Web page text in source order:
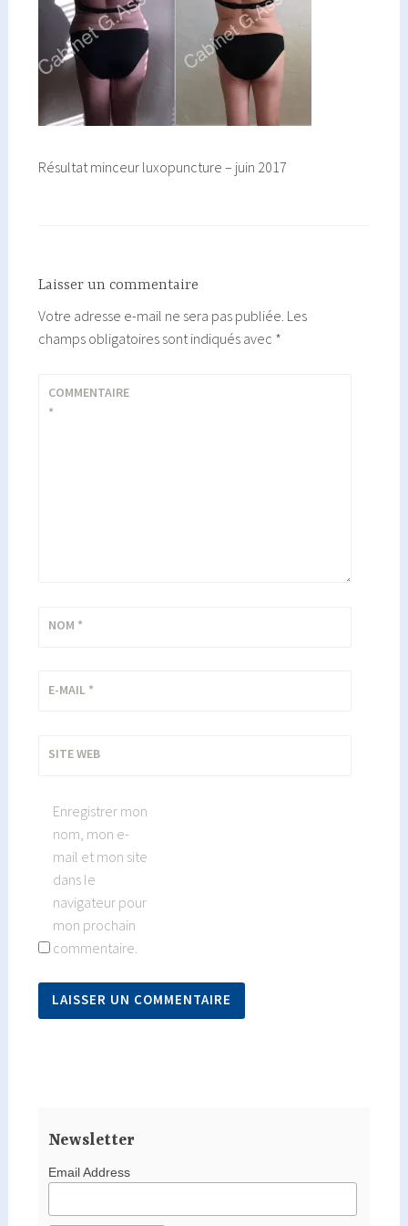
Résultat minceur luxopuncture – juin 2017
Laisser un commentaire
Votre adresse e-mail ne sera pas publiée. Les
champs obligatoires sont indiqués avec *
COMMENTAIRE
*
NOM *
E-MAIL *
SITE WEB
Enregistrer mon
nom, mon e-
mail et mon site
dans le
navigateur pour
mon prochain
commentaire.
Newsletter
Email Address